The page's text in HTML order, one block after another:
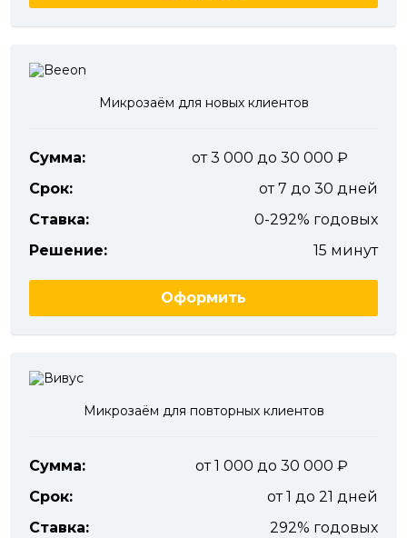
Микрозаём для новых клиентов
Сумма:
от 3 000 до 30 000
Срок:
от 7 до 30 дней
Ставка:
0-292% годовых
Решение:
15 минут
Оформить
Микрозаём для повторных клиентов
Сумма:
от 1 000 до 30 000
Срок:
от 1 до 21 дней
Ставка:
292% годовых